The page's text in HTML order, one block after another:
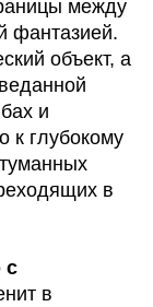
между
фантазией.
объект, а
и
к глубокому
в
с
в